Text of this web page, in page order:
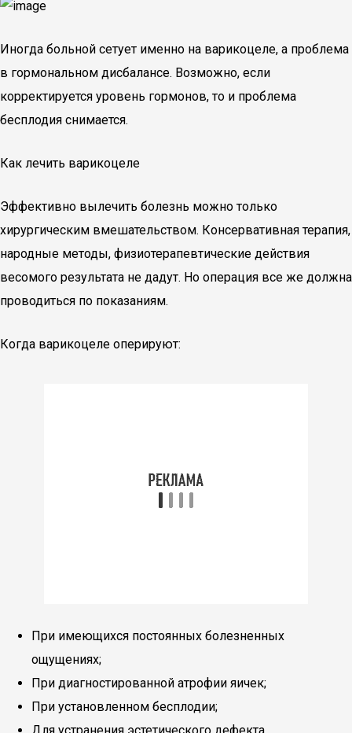
Иногда больной сетует именно на варикоцеле, а проблема
в гормональном дисбалансе. Возможно, если
корректируется уровень гормонов, то и проблема
бесплодия снимается.
Как лечить варикоцеле
Эффективно вылечить болезнь можно только
хирургическим вмешательством. Консервативная терапия,
народные методы, физиотерапевтические действия
весомого результата не дадут. Но операция все же должна
проводиться по показаниям.
Когда варикоцеле оперируют:
При имеющихся постоянных болезненных
ощущениях;
При диагностированной атрофии яичек;
При установленном бесплодии;